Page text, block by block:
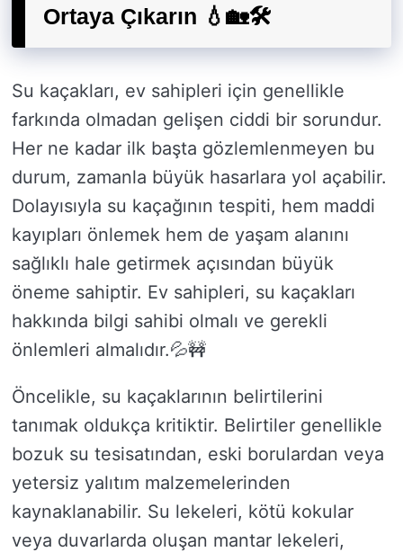
Ortaya Çıkarın 💧🏡🛠️
Su kaçakları, ev sahipleri için genellikle
farkında olmadan gelişen ciddi bir sorundur.
Her ne kadar ilk başta gözlemlenmeyen bu
durum, zamanla büyük hasarlara yol açabilir.
Dolayısıyla su kaçağının tespiti, hem maddi
kayıpları önlemek hem de yaşam alanını
sağlıklı hale getirmek açısından büyük
öneme sahiptir. Ev sahipleri, su kaçakları
hakkında bilgi sahibi olmalı ve gerekli
önlemleri almalıdır.💦🚧
Öncelikle, su kaçaklarının belirtilerini
tanımak oldukça kritiktir. Belirtiler genellikle
bozuk su tesisatından, eski borulardan veya
yetersiz yalıtım malzemelerinden
kaynaklanabilir. Su lekeleri, kötü kokular
veya duvarlarda oluşan mantar lekeleri,